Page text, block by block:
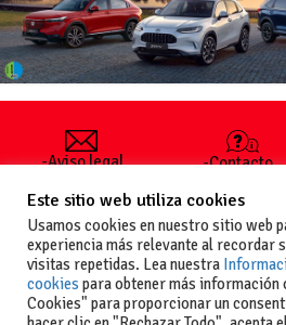
-Aviso legal
generales
de uso
-Política de
privacidad
-Política de
cookies
-Contacto
publicar un
anuncio
-Vende+
Este sitio web utiliza cookies
Usamos cookies en nuestro sitio web
experiencia más relevante al recordar
visitas repetidas. Lea nuestra
cookies para obtener más información
Cookies" para proporcionar un